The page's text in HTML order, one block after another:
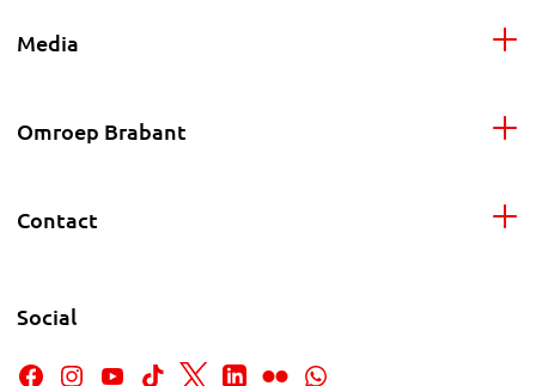
Media
Omroep Brabant
Contact
Social